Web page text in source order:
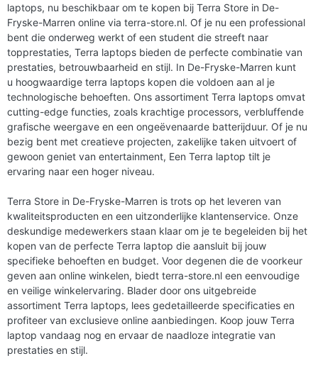
laptops, nu beschikbaar om te kopen bij Terra Store in De-
Fryske-Marren online via terra-store.nl. Of je nu een professional
bent die onderweg werkt of een student die streeft naar
topprestaties, Terra laptops bieden de perfecte combinatie van
prestaties, betrouwbaarheid en stijl. In De-Fryske-Marren kunt
u hoogwaardige terra laptops kopen die voldoen aan al je
technologische behoeften. Ons assortiment Terra laptops omvat
cutting-edge functies, zoals krachtige processors, verbluffende
grafische weergave en een ongeëvenaarde batterijduur. Of je nu
bezig bent met creatieve projecten, zakelijke taken uitvoert of
gewoon geniet van entertainment, Een Terra laptop tilt je
ervaring naar een hoger niveau.
Terra Store in De-Fryske-Marren is trots op het leveren van
kwaliteitsproducten en een uitzonderlijke klantenservice. Onze
deskundige medewerkers staan klaar om je te begeleiden bij het
kopen van de perfecte Terra laptop die aansluit bij jouw
specifieke behoeften en budget. Voor degenen die de voorkeur
geven aan online winkelen, biedt terra-store.nl een eenvoudige
en veilige winkelervaring. Blader door ons uitgebreide
assortiment Terra laptops, lees gedetailleerde specificaties en
profiteer van exclusieve online aanbiedingen. Koop jouw Terra
laptop vandaag nog en ervaar de naadloze integratie van
prestaties en stijl.